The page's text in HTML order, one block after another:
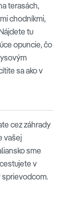
terasách,
chodníkmi,
tu
opuncie, čo
sa ako v
cez záhrady
vašej
sme
v
sprievodcom.